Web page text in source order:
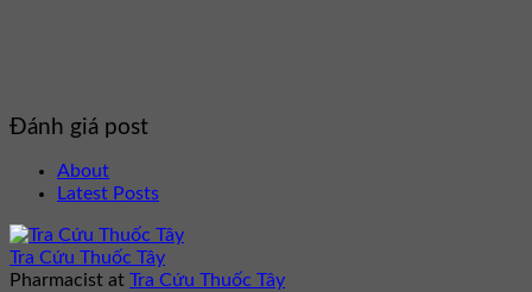
Đánh giá post
About
Latest Posts
Tra Cứu Thuốc Tây
Pharmacist at Tra Cứu Thuốc Tây